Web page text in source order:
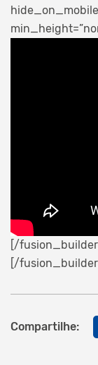
[/
[/
Compartilhe: